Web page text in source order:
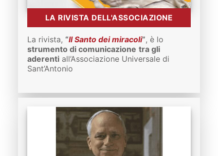
LA RIVISTA DELL'ASSOCIAZIONE
La rivista, “Il Santo dei miracoli”, è lo
strumento di comunicazione tra gli
aderenti all’Associazione Universale di
Sant’Antonio